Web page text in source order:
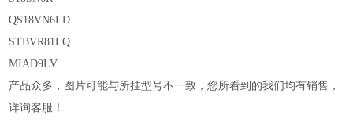
QS18VN6LD
STBVR81LQ
MIAD9LV
产品众多，图片可能与所挂型号不一致，您所看到的我们均有销售，
详询客服！